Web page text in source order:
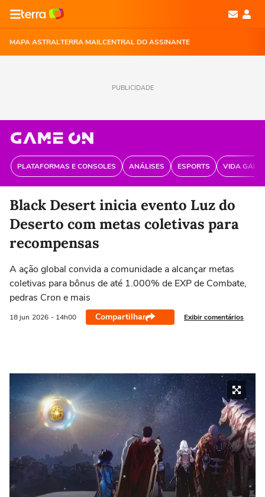
MAPA ASTRALTERRA MAILCENTRAL DO ASSINANTE
PUBLICIDADE
PLATAFORMAS E CONSOLES ANÁLISES ESPORTS VIDA
Black Desert inicia evento Luz do
Deserto com metas coletivas para
recompensas
A ação global convida a comunidade a alcançar metas
coletivas para bônus de até 1.000% de EXP de Combate,
pedras Cron e mais
18 jun 2026 - 14h00 Compartilhar Exibir comentários